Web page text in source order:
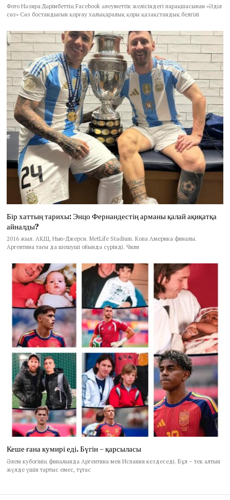
Фото Нәзира Дәрімбеттің Facebook әлеуметтік желісіндегі парақшасынан «Әділ
сөз» Сөз бостандығын қорғау халықаралық қоры қазақстандық белгілі
Бір хаттың тарихы: Энцо Фернандестің арманы қалай ақиқатқа
айналды?
2016 жыл. АҚШ, Нью-Джерси. MetLife Stadium. Копа Америка финалы.
Аргентина тағы да шешуші ойында сүрінді. Чили
Кеше ғана кумирі еді. Бүгін – қарсыласы
Әлем кубогінің финалында Аргентина мен Испания кездеседі. Бұл – тек алтын
жүлде үшін тартыс емес, тұтас